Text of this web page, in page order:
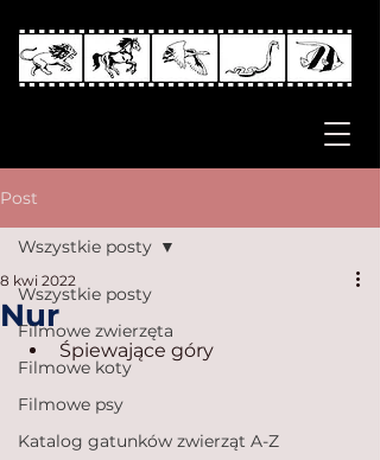
Post
Wszystkie posty
Filmowe zwierzęta
Filmowe koty
Filmowe psy
Katalog gatunków zwierząt A-Z
Wszystkie posty
Nur
8 kwi 2022
Śpiewające góry